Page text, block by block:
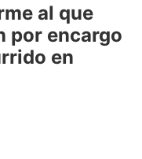
al que
por encargo
en